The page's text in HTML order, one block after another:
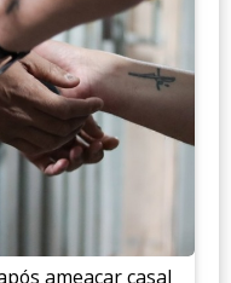
ameaçar casal